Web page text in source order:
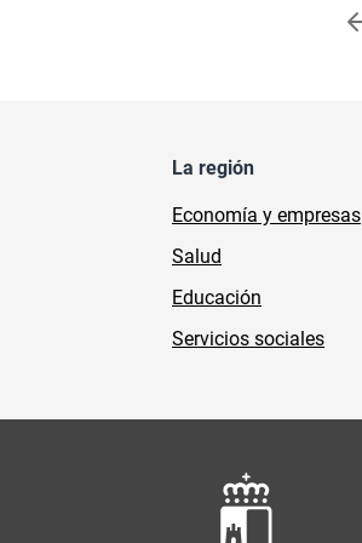
La región
Economía y empresas
Salud
Educación
Servicios sociales